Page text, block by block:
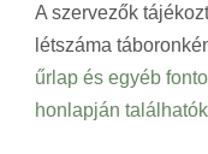
A szervezők
létszáma
űrlap és egyéb
honlapján